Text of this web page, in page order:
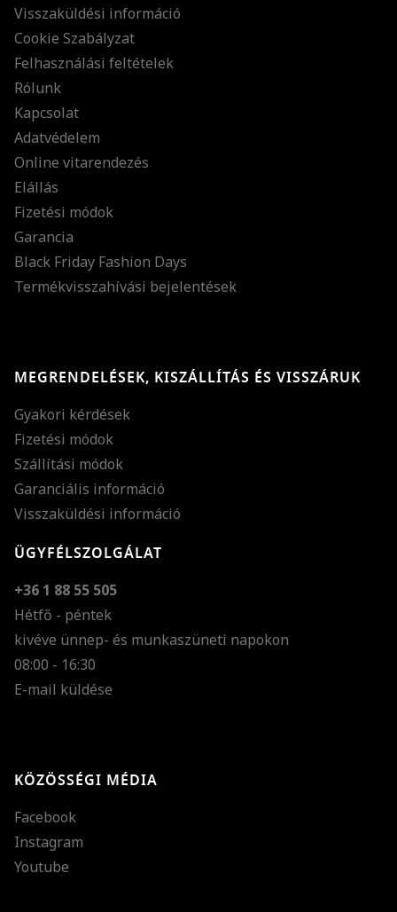
Visszaküldési információ
Cookie Szabályzat
Felhasználási feltételek
Rólunk
Kapcsolat
Adatvédelem
Online vitarendezés
Elállás
Fizetési módok
Garancia
Black Friday Fashion Days
Termékvisszahívási bejelentések
MEGRENDELÉSEK, KISZÁLLÍTÁS ÉS VISSZÁRUK
Gyakori kérdések
Fizetési módok
Szállítási módok
Garanciális információ
Visszaküldési információ
ÜGYFÉLSZOLGÁLAT
+36 1 88 55 505
Hétfő - péntek
kivéve ünnep- és munkaszüneti napokon
08:00 - 16:30
E-mail küldése
KÖZÖSSÉGI MÉDIA
Facebook
Instagram
Youtube